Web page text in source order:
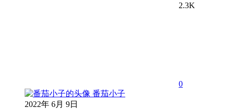
2.3K
0
番茄小子
2022年 6月 9日